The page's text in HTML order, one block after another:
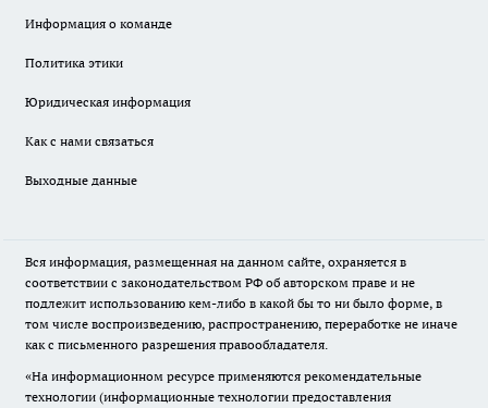
Информация о команде
Политика этики
Юридическая информация
Как с нами связаться
Выходные данные
Вся информация, размещенная на данном сайте, охраняется в
соответствии с законодательством РФ об авторском праве и не
подлежит использованию кем-либо в какой бы то ни было форме, в
том числе воспроизведению, распространению, переработке не иначе
как с письменного разрешения правообладателя.
«На информационном ресурсе применяются рекомендательные
технологии (информационные технологии предоставления